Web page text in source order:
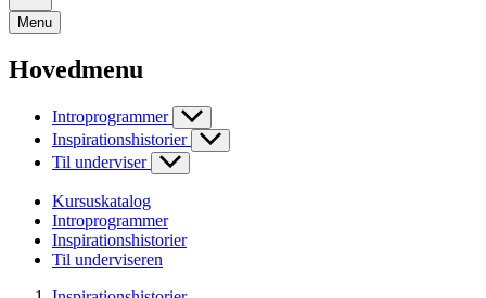
Menu
Hovedmenu
Introprogrammer
Inspirationshistorier
Til underviser
Kursuskatalog
Introprogrammer
Inspirationshistorier
Til underviseren